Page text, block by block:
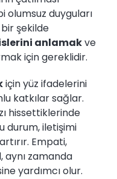
olumsuz duyguları
şekilde
anlamakve
için gereklidir.
için yüz ifadelerini
katkılar sağlar.
hissettiklerinde
durum, iletişimi
Empati,
aynı zamanda
yardımcı olur.